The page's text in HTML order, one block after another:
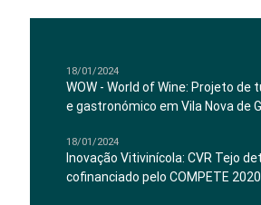
18/01/2024
WOW - World of Wine: Projeto de
e gastronómico em Vila Nova de
18/01/2024
Inovação Vitivinícola: CVR Tejo
cofinanciado pelo COMPETE 2020